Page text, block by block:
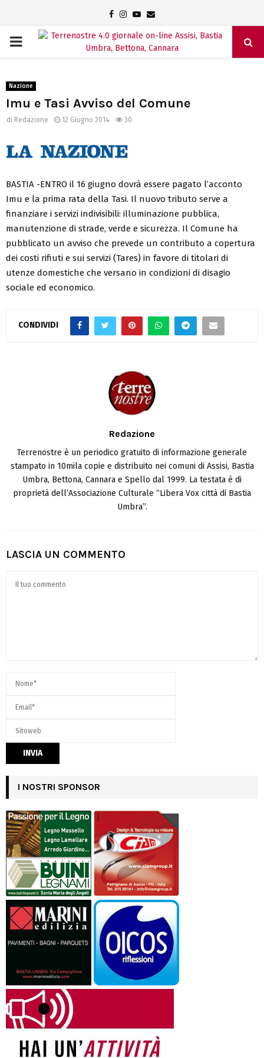
Facebook
Instagram
Youtube
Email
PRIMARY
Nazione
Imu e Tasi Avviso del Comune
di Redazione 12 Giugno 2014 30
BASTIA -ENTRO il 16 giugno dovrà essere pagato l’acconto
Imu e la prima rata della Tasi. Il nuovo tributo serve a
finanziare i servizi indivisibili: illuminazione pubblica,
manutenzione di strade, verde e sicurezza. Il Comune ha
pubblicato un avviso che prevede un contributo a copertura
dei costi rifiuti e sui servizi (Tares) in favore di titolari di
utenze domestiche che versano in condizioni di disagio
sociale ed economico.
CONDIVIDI
Redazione
Terrenostre è un periodico gratuito di informazione generale
stampato in 10mila copie e distribuito nei comuni di Assisi, Bastia
Umbra, Bettona, Cannara e Spello dal 1999. La testata è di
proprietà dell’Associazione Culturale “Libera Vox città di Bastia
Umbra”.
LASCIA UN COMMENTO
I NOSTRI SPONSOR